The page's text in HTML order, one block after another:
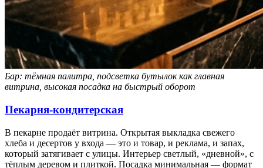
Бар: тёмная палитра, подсветка бутылок как главная
витрина, высокая посадка на быстрый оборот
Пекарня-кондитерская
В пекарне продаёт витрина. Открытая выкладка свежего
хлеба и десертов у входа — это и товар, и реклама, и запах,
который затягивает с улицы. Интерьер светлый, «дневной», с
тёплым деревом и плиткой. Посадка минимальная — формат